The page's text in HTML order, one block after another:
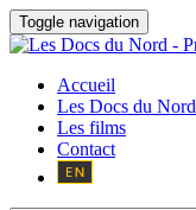
Toggle navigation
Accueil
Les Docs du Nord
Les films
Contact